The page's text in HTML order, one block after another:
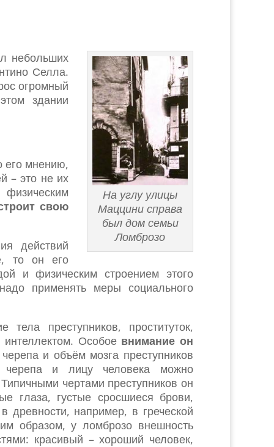
На углу улицы
Маццини справа
был дом семьи
Ломброзо
небольших
Селла.
огромный
здании
его мнению,
– это не их
свою
действий
то он его
и физическим строением этого
применять меры социального
преступников, проституток,
Особое внимание он
и объём мозга преступников
черепа и лицу человека можно
чертами преступников он
глаза, густые сросшиеся брови,
например, в греческой
образом, у ломброзо внешность
красивый – хороший человек,